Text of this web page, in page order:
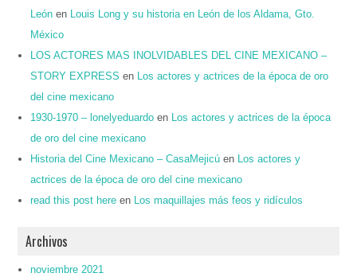
León en
Louis Long y su historia en León de los Aldama, Gto.
México
LOS ACTORES MAS INOLVIDABLES DEL CINE MEXICANO –
STORY EXPRESS en
Los actores y actrices de la época de oro
del cine mexicano
1930-1970 – lonelyeduardo en
Los actores y actrices de la época
de oro del cine mexicano
Historia del Cine Mexicano – CasaMejicú en
Los actores y
actrices de la época de oro del cine mexicano
read this post here en Los maquillajes más feos y ridículos
Archivos
noviembre 2021